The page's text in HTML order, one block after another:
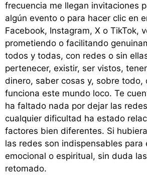
frecuencia me llegan invitaciones
algún evento o para hacer clic en
Facebook, Instagram, X o TikTok,
prometiendo o facilitando
todos y todas, con redes o sin
pertenecer, existir, ser vistos,
dinero, saber cosas y, sobre todo,
funciona este mundo loco. Te
ha faltado nada por dejar las
cualquier dificultad ha estado
factores bien diferentes. Si
las redes son indispensables para
emocional o espiritual, sin duda
retomado.